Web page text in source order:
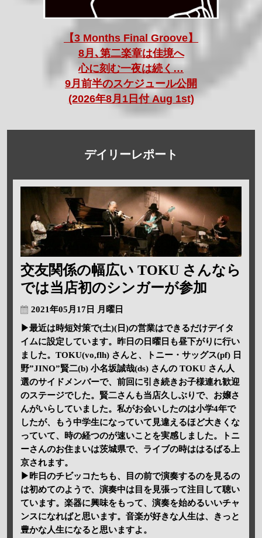
【3 Months Final Groove】
8月､第二楽章は佳境へ
心に刻む一夜は続く…
9月前半のスケジュール公開
(2026年8月1日付 Aug 1st)
デイリーレポート
交友関係の幅広い TOKU さんなら
では当店初のシンガーが参加
2021年05月17日 月曜日
▶最近は時短対策で(土)(日)の営業はできるだけデイタ
イムに設定しています。昨日の日曜日も昼下がりに行い
ました。TOKU(vo,flh) さんと、トニー・サッグス(pf) 日
野”JINO”賢二(b) 小名坂誠哉(ds) さんの TOKU さん人
選のサイドメンバーで、前回に引き続きお子様連れ歓迎
のステージでした。賢二さんも当店久しぶりで、お嬢さ
んがいらしていました。私がお会いしたのは小学4年で
したが、もう中学生になっていて見違えるほど大きくな
っていて、時の経つのが速いことを実感しました。トニ
ーさんのお住まいは茨城県で、ライブの時ははるばる上
京されます。
▶昨日のチビッコたちも、目の前で演奏するのを見るの
は初めてのようで、演奏中は目を見張って注目して聴い
ています。楽器に興味をもって、演奏を始めるいいチャ
ンスになればと思います。音楽が好きな人生は、きっと
豊かな人生になると思いますよ。